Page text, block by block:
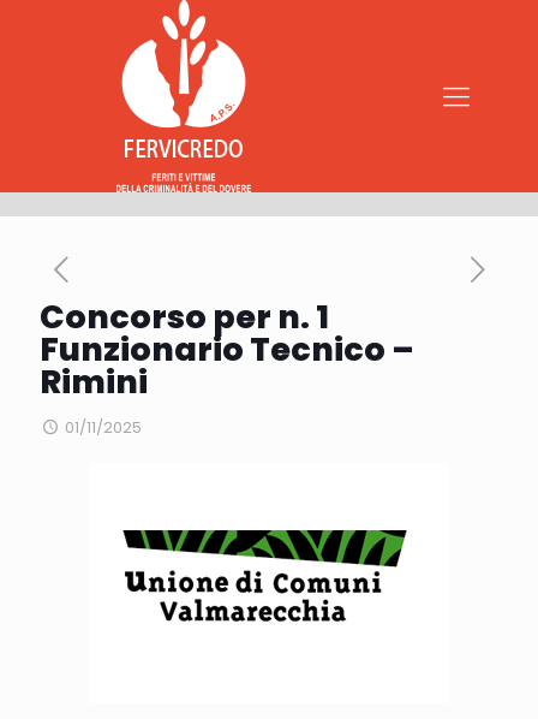
Concorso per n. 1
Funzionario Tecnico –
Rimini
01/11/2025